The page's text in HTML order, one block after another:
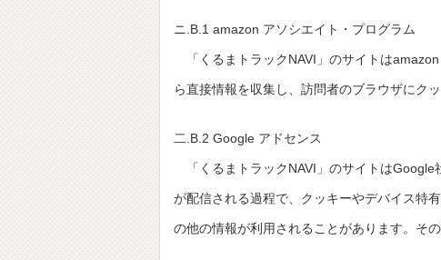
ニ.B.1 amazon アソシエイト・プログラム
「くるまトラックNAVI」のサイトは
ら直接情報を収集し、訪問者のブラウザにク
二.B.2 Google アドセンス
「くるまトラックNAVI」のサイトはGoogle
が配信される過程で、クッキーやデバイス特
の他の情報が利用されることがあります。そ